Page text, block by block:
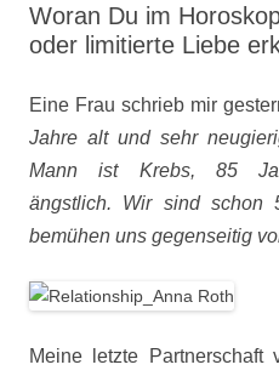
Woran Du im
oder limitierte Liebe
Eine Frau schrieb mir
Jahre alt und sehr
Mann ist Krebs, 85
ängstlich. Wir sind schon
bemühen uns gegenseitig
Meine letzte Partnerschaft